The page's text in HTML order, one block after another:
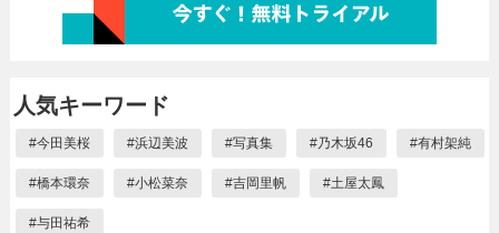
人気キーワード
#今田美桜 #浜辺美波 #写真集 #乃木坂46 #有村架純
#橋本環奈 #小松菜奈 #吉岡里帆 #土屋太鳳
#与田祐希